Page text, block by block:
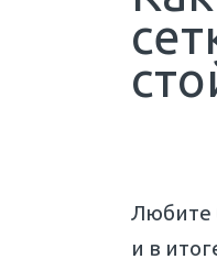
Любите
и в